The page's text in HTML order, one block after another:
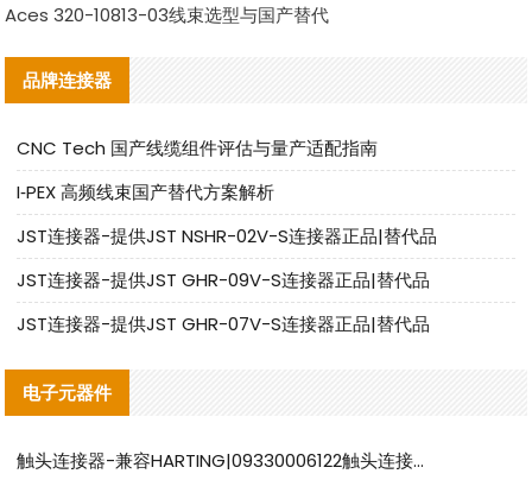
Aces 320-10813-03线束选型与国产替代
品牌连接器
CNC Tech 国产线缆组件评估与量产适配指南
I‑PEX 高频线束国产替代方案解析
JST连接器-提供JST NSHR-02V-S连接器正品|替代品
JST连接器-提供JST GHR-09V-S连接器正品|替代品
JST连接器-提供JST GHR-07V-S连接器正品|替代品
电子元器件
触头连接器-兼容HARTING|09330006122触头连接器替代品说明